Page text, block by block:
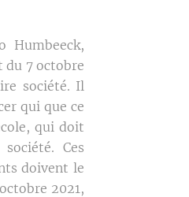
Humbeeck,
du 7 octobre
société. Il
qui que ce
qui doit
Ces
doivent le
2021,